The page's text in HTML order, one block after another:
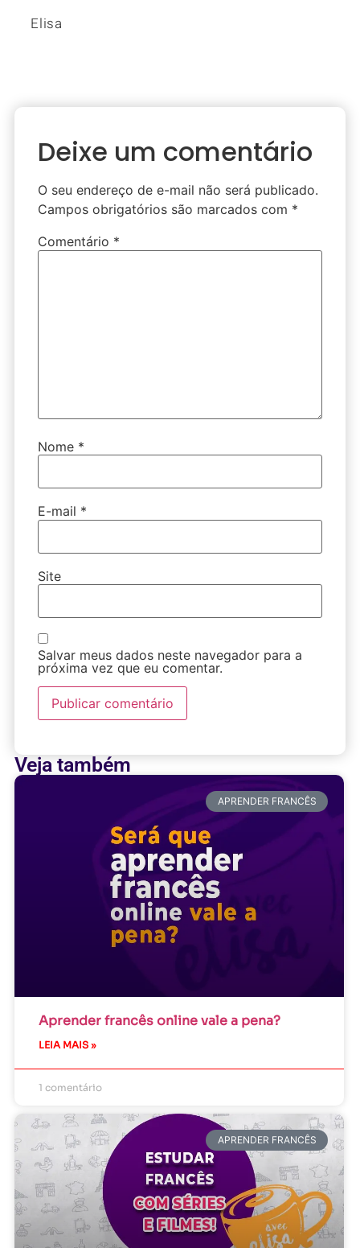
Elisa
Deixe um comentário
O seu endereço de e-mail não será publicado.
Campos obrigatórios são marcados com *
Comentário *
Nome *
E-mail *
Site
Salvar meus dados neste navegador para a
próxima vez que eu comentar.
Veja também
APRENDER FRANCÊS
Aprender francês online vale a pena?
LEIA MAIS »
1 comentário
APRENDER FRANCÊS